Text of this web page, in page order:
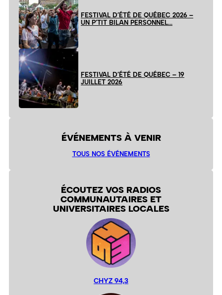
FESTIVAL D’ÉTÉ DE QUÉBEC 2026 –
UN P’TIT BILAN PERSONNEL…
FESTIVAL D’ÉTÉ DE QUÉBEC – 19
JUILLET 2026
ÉVÉNEMENTS À VENIR
TOUS NOS ÉVÉNEMENTS
ÉCOUTEZ VOS RADIOS
COMMUNAUTAIRES ET
UNIVERSITAIRES LOCALES
CHYZ 94,3